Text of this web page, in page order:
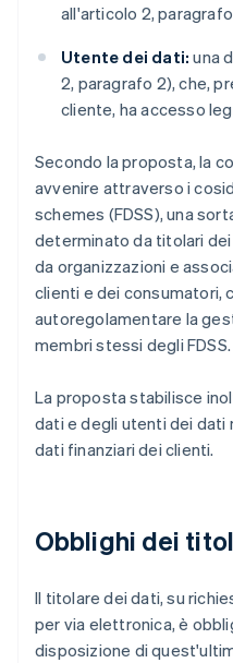
all'articolo 2, paragrafo
Utente dei dati: una
2, paragrafo 2), che,
cliente, ha accesso
Secondo la proposta, la
avvenire attraverso i
schemes (FDSS), una
determinato da titolari
da organizzazioni e
clienti e dei consumatori,
autoregolamentare la
membri stessi degli FDSS.
La proposta stabilisce
dati e degli utenti dei dati
dati finanziari dei clienti.
Obblighi dei
Il titolare dei dati, su
per via elettronica, è
disposizione di